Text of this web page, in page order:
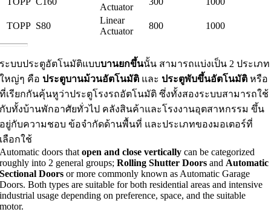
Actuator
TOPP S80
Linear
Actuator
800 1000
ระบบประตูอัตโนมัติแบบบานยกขึ้นนั้น สามารถแบ่งเป็น 2 ประเภท
ใหญ่ๆ คือประตูบานม้วนอัตโนมัติ และประตูพับขึ้นอัตโนมัติ หรือ
ที่เรียกกันคุ้นหูว่าประตูโรงรถอัตโนมัติ ซึ่งทั้งสองระบบสามารถใช้
กับทั้งบ้านพักอาศัยทั่วไป คลังสินค้าและโรงงานอุตสาหกรรม ขึ้น
อยู่กับความชอบ ข้อจำกัดด้านพื้นที่ และประเภทของมอเตอร์ที่
เลือกใช้
Automatic doors thatopen and close vertically can be categorized
roughly into 2 general groups;Rolling Shutter Doors and Automatic
Sectional Doors or more commonly known as Automatic Garage
Doors. Both types are suitable for both residential areas and intensive
industrial usage depending on preference, space, and the suitable
motor.